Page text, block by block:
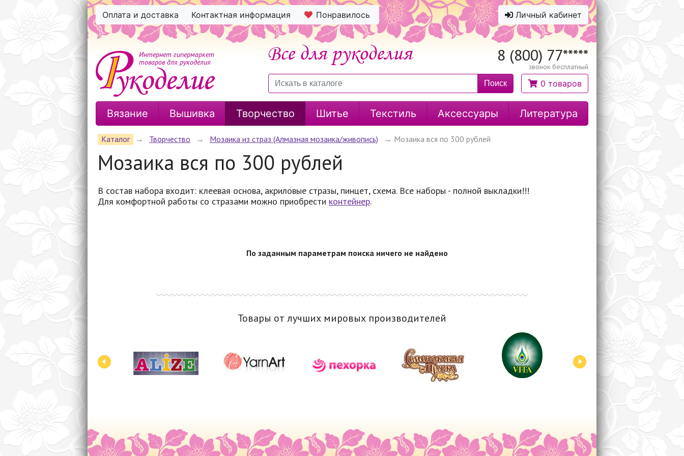
Оплата и доставка Контактная информация Понравилось Личный кабинет
8 (800) 77*****
звонок бесплатный
Поиск 0 товаров
Интернет гипермаркет
товаров для рукоделия
Вязание Вышивка Творчество Шитье Текстиль Аксессуары Литература
Каталог → Творчество → Мозаика из страз (Алмазная мозаика/живопись) → Мозаика вся по 300 рублей
Мозаика вся по 300 рублей
В состав набора входит: клеевая основа, акриловые стразы, пинцет, схема. Все наборы - полной выкладки!!!
Для комфортной работы со стразами можно приобрести контейнер.
По заданным параметрам поиска ничего не найдено
Товары от лучших мировых производителей